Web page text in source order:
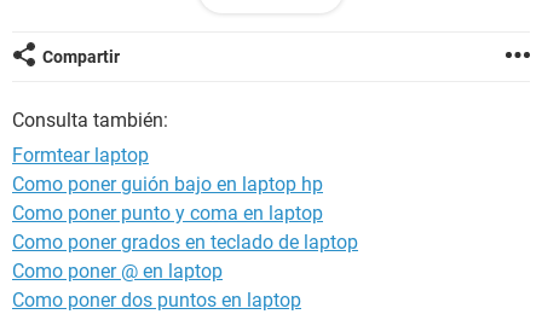
Compartir
Consulta también:
Formtear laptop
Como poner guión bajo en laptop hp
Como poner punto y coma en laptop
Como poner grados en teclado de laptop
Como poner @ en laptop
Como poner dos puntos en laptop